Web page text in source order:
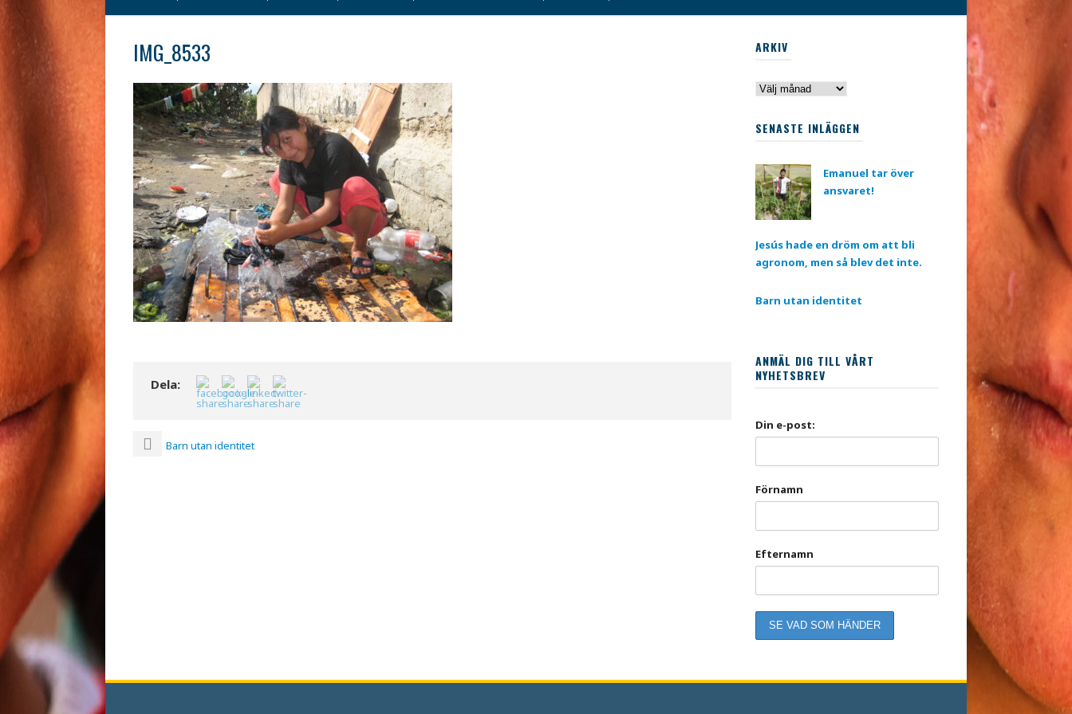
IMG_8533
Dela:
Barn utan identitet
ARKIV
Arkiv
SENASTE INLÄGGEN
Emanuel tar över
ansvaret!
Jesús hade en dröm om att bli
agronom, men så blev det inte.
Barn utan identitet
ANMÄL DIG TILL VÅRT
NYHETSBREV
Din e-post:
Förnamn
Efternamn